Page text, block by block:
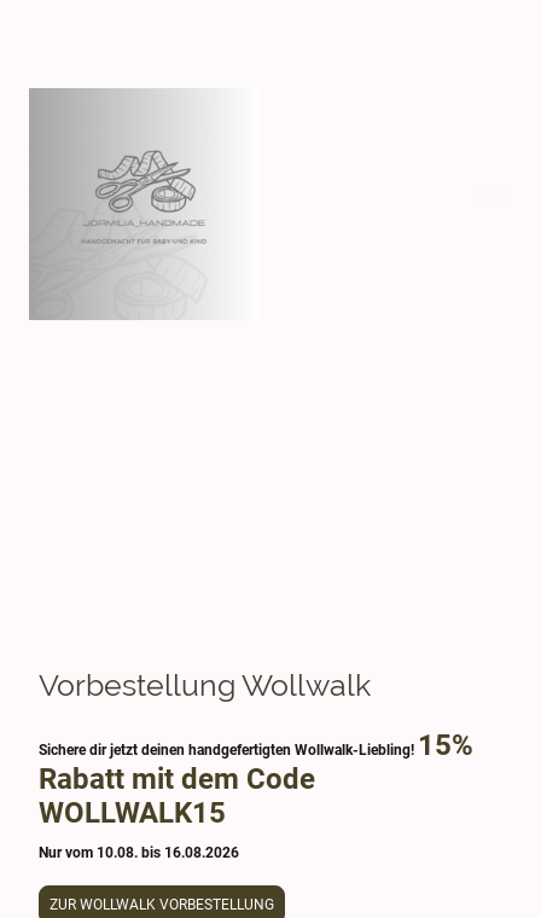
Vorbestellung Wollwalk
Sichere dir jetzt deinen handgefertigten Wollwalk-Liebling! 15%
Rabatt mit dem Code
WOLLWALK15
Nur vom 10.08. bis 16.08.2026
ZUR WOLLWALK VORBESTELLUNG